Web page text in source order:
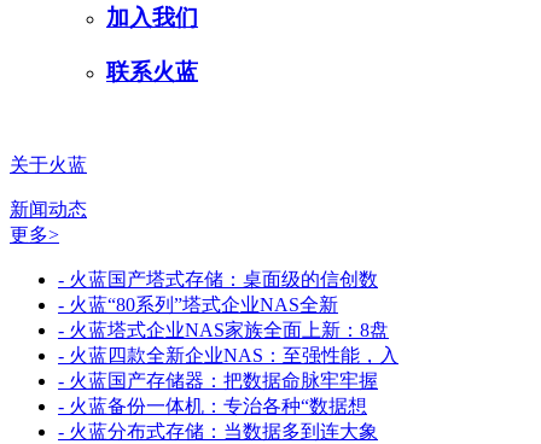
加入我们
联系火蓝
关于火蓝
新闻动态
更多>
- 火蓝国产塔式存储：桌面级的信创数
- 火蓝“80系列”塔式企业NAS全新
- 火蓝塔式企业NAS家族全面上新：8盘
- 火蓝四款全新企业NAS：至强性能，入
- 火蓝国产存储器：把数据命脉牢牢握
- 火蓝备份一体机：专治各种“数据想
- 火蓝分布式存储：当数据多到连大象